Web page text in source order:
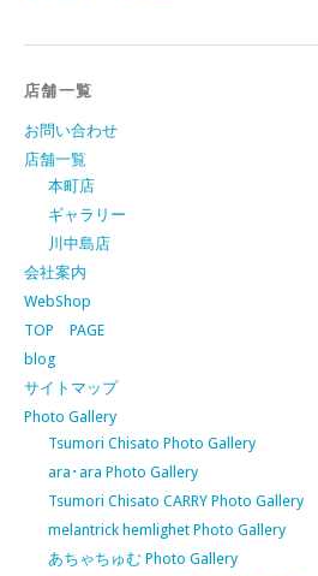
店舗一覧
お問い合わせ
店舗一覧
本町店
ギャラリー
川中島店
会社案内
WebShop
TOP PAGE
blog
サイトマップ
Photo Gallery
Tsumori Chisato Photo Gallery
ara･ara Photo Gallery
Tsumori Chisato CARRY Photo Gallery
melantrick hemlighet Photo Gallery
あちゃちゅむ Photo Gallery